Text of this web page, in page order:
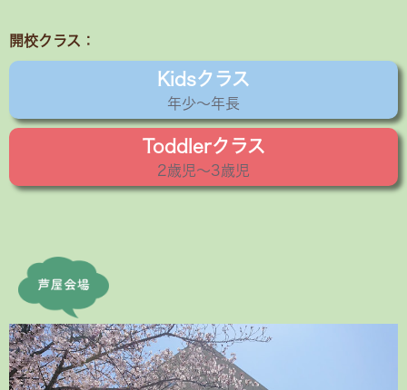
開校クラス：
Kidsクラス
年少〜年長
Toddlerクラス
2歳児〜3歳児